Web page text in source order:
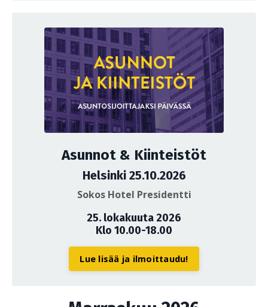
Asunnot & Kiinteistöt
Helsinki 25.10.2026
Sokos Hotel Presidentti
25. lokakuuta 2026
Klo 10.00-18.00
Lue lisää ja ilmoittaudu!